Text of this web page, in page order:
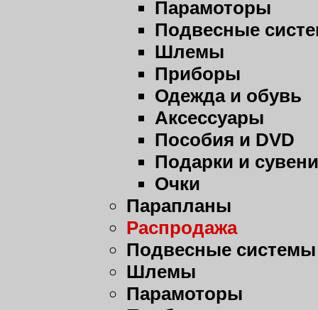
Парамоторы
Подвесные
Шлемы
Приборы
Одежда и обувь
Аксессуары
Пособия и DVD
Подарки и
Очки
Парапланы
Распродажа
Подвесные системы
Шлемы
Парамоторы